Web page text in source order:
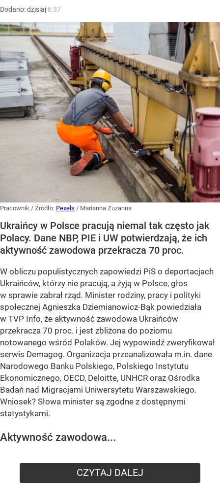
Dodano:dzisiaj 6:37
Pracownik / Źródło: Pexels / Marianna Zuzanna
Ukraińcy w Polsce pracują niemal tak często jak
Polacy. Dane NBP, PIE i UW potwierdzają, że ich
aktywność zawodowa przekracza 70 proc.
W obliczu populistycznych zapowiedzi PiS o deportacjach
Ukraińców, którzy nie pracują, a żyją w Polsce, głos
w sprawie zabrał rząd. Minister rodziny, pracy i polityki
społecznej Agnieszka Dziemianowicz-Bąk powiedziała
w TVP Info, że aktywność zawodowa Ukraińców
przekracza 70 proc. i jest zbliżona do poziomu
notowanego wśród Polaków. Jej wypowiedź zweryfikował
serwis Demagog. Organizacja przeanalizowała m.in. dane
Narodowego Banku Polskiego, Polskiego Instytutu
Ekonomicznego, OECD, Deloitte, UNHCR oraz Ośrodka
Badań nad Migracjami Uniwersytetu Warszawskiego.
Wniosek? Słowa minister są zgodne z dostępnymi
statystykami.
Aktywność zawodowa...
CZYTAJ DALEJ